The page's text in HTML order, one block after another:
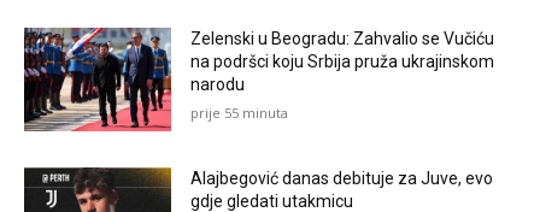
Zelenski u Beogradu: Zahvalio se Vučiću
na podršci koju Srbija pruža ukrajinskom
narodu
prije 55 minuta
Alajbegović danas debituje za Juve, evo
gdje gledati utakmicu